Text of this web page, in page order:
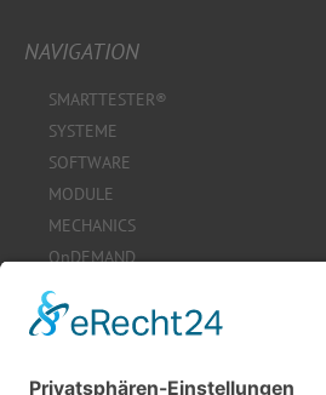
NAVIGATION
SMARTTESTER®
SYSTEME
SOFTWARE
MODULE
MECHANICS
OnDEMAND
SHOP
KONFIGURATOR